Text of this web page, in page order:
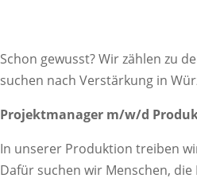
Schon gewusst? Wir zählen zu
suchen nach Verstärkung in
Projektmanager m/w/d
In unserer Produktion treiben
Dafür suchen wir Menschen,